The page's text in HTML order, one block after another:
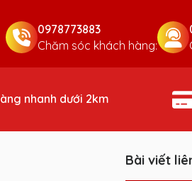
0978773883
Chăm sóc khách hàng:
nhanh dưới 2km
Bài viết